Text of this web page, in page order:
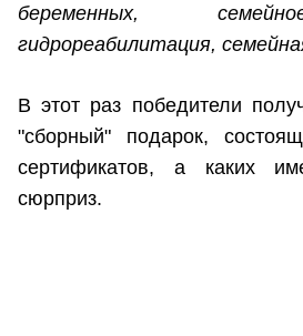
беременных,
гидрореабилитация,
В этот раз победители
"сборный" подарок,
сертификатов, а каких
сюрприз.